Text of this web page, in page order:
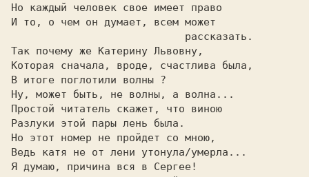
Но каждый человек свое имеет право
И то, о чем он думает, всем может
Которая сначала, вроде, счастлива была,
В итоге поглотили волны ?
Ну, может быть, не волны, а волна...
Простой читатель скажет, что виною
Разлуки этой пары лень была.
Но этот номер не пройдет со мною,
Ведь катя не от лени утонула/умерла...
Я думаю, причина вся в Сергее!